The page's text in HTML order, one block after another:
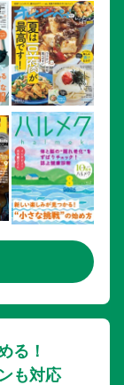
る！
も対応